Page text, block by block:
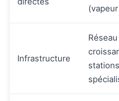
(vapeur
Infrastructure
stations